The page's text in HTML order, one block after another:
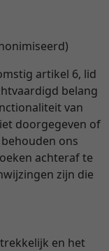
artikel 6, lid
belang
van
doorgegeven of
ons
achteraf te
zijn die
en het